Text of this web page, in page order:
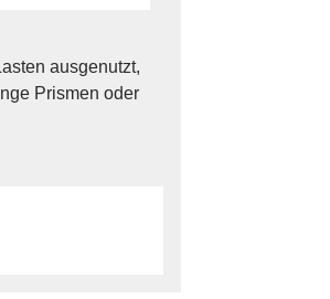
ausgenutzt,
Prismen oder